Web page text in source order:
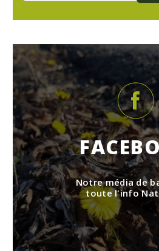
Notre média de
toute l'info